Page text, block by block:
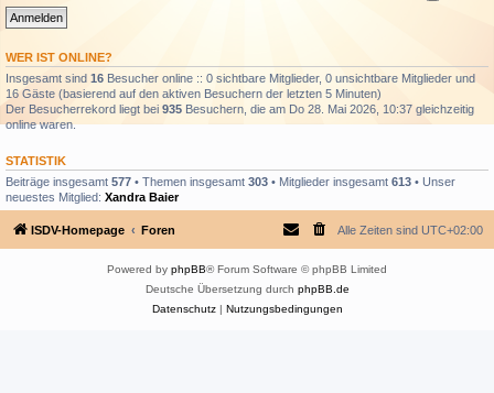
WER IST ONLINE?
Insgesamt sind 16 Besucher online :: 0 sichtbare Mitglieder, 0 unsichtbare Mitglieder und
16 Gäste (basierend auf den aktiven Besuchern der letzten 5 Minuten)
Der Besucherrekord liegt bei 935 Besuchern, die am Do 28. Mai 2026, 10:37 gleichzeitig
online waren.
STATISTIK
Beiträge insgesamt 577 • Themen insgesamt 303 • Mitglieder insgesamt 613 • Unser
neuestes Mitglied: Xandra Baier
ISDV-Homepage Foren Alle Zeiten sind UTC+02:00
Powered by phpBB® Forum Software © phpBB Limited
Deutsche Übersetzung durch phpBB.de
Datenschutz| Nutzungsbedingungen